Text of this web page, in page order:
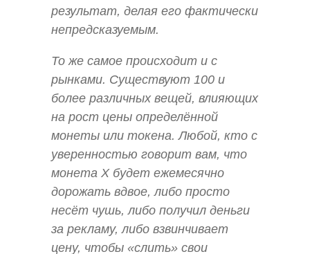
результат, делая его фактически
непредсказуемым.
То же самое происходит и с
рынками. Существуют 100 и
более различных вещей, влияющих
на рост цены определённой
монеты или токена. Любой, кто с
уверенностью говорит вам, что
монета X будет ежемесячно
дорожать вдвое, либо просто
несёт чушь, либо получил деньги
за рекламу, либо взвинчивает
цену, чтобы «слить» свои